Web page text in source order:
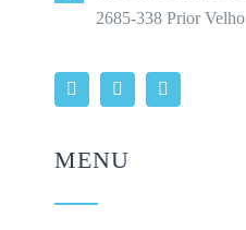
2685-338 Prior Velho
MENU